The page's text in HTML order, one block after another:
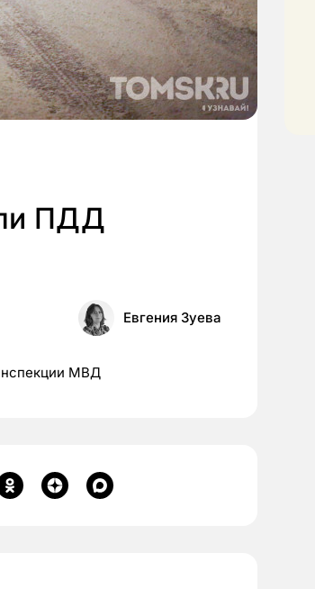
ПДД
Евгения Зуева
МВД